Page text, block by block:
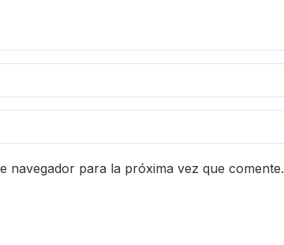
para la próxima vez que comente.